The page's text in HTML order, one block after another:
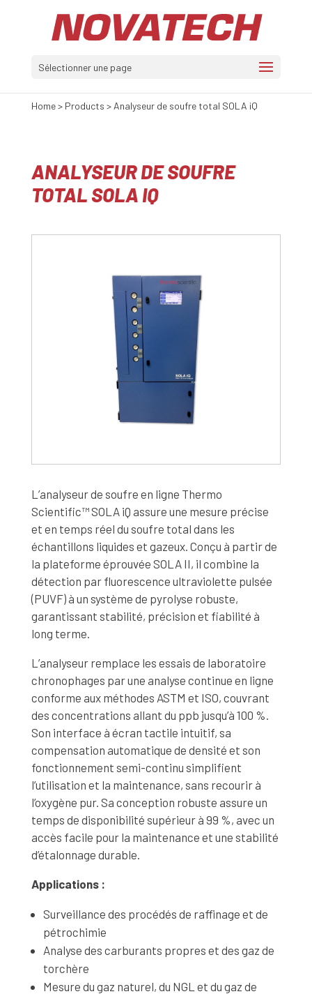
Sélectionner une page
Home> Products > Analyseur de soufre total SOLA iQ
ANALYSEUR DE SOUFRE
TOTAL SOLA IQ
L’analyseur de soufre en ligne Thermo
Scientific™ SOLA iQ assure une mesure précise
et en temps réel du soufre total dans les
échantillons liquides et gazeux. Conçu à partir de
la plateforme éprouvée SOLA II, il combine la
détection par fluorescence ultraviolette pulsée
(PUVF) à un système de pyrolyse robuste,
garantissant stabilité, précision et fiabilité à
long terme.
L’analyseur remplace les essais de laboratoire
chronophages par une analyse continue en ligne
conforme aux méthodes ASTM et ISO, couvrant
des concentrations allant du ppb jusqu’à 100 %.
Son interface à écran tactile intuitif, sa
compensation automatique de densité et son
fonctionnement semi-continu simplifient
l’utilisation et la maintenance, sans recourir à
l’oxygène pur. Sa conception robuste assure un
temps de disponibilité supérieur à 99 %, avec un
accès facile pour la maintenance et une stabilité
d’étalonnage durable.
Applications :
Surveillance des procédés de raffinage et de
pétrochimie
Analyse des carburants propres et des gaz de
torchère
Mesure du gaz naturel, du NGL et du gaz de